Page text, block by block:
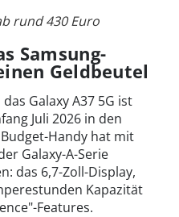
rund 430 Euro
Samsung-
Geldbeutel
Galaxy A37 5G ist
Juli 2026 in den
Handy hat mit
Galaxy-A-Serie
das 6,7-Zoll-Display,
Kapazität
Features.